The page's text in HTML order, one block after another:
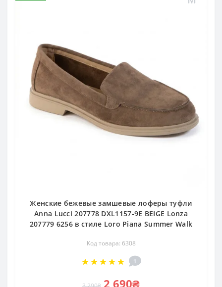
Женские бежевые замшевые лоферы туфли
Anna Lucci 207778 DXL1157-9E BEIGE Lonza
207779 6256 в стиле Loro Piana Summer Walk
Код товара: 6308
1
2 690₴